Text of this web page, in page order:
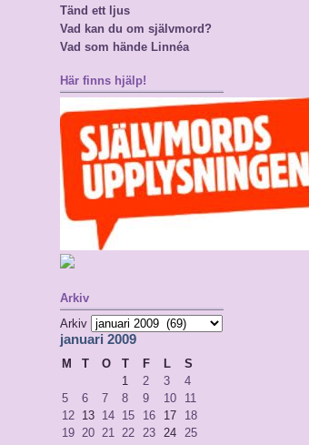
Tänd ett ljus
Vad kan du om självmord?
Vad som hände Linnéa
Här finns hjälp!
Arkiv
Arkiv
januari 2009
M T O T F L
S
1
2 3
4
5
6 7 8 9 10
11
12 13 14 15 16 17
18
19 20 21 22 23 24 25